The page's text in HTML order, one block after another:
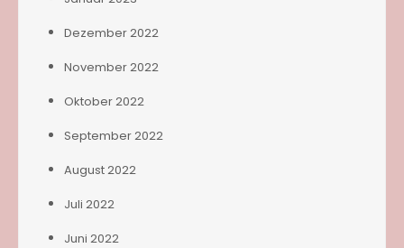
Dezember 2022
November 2022
Oktober 2022
September 2022
August 2022
Juli 2022
Juni 2022